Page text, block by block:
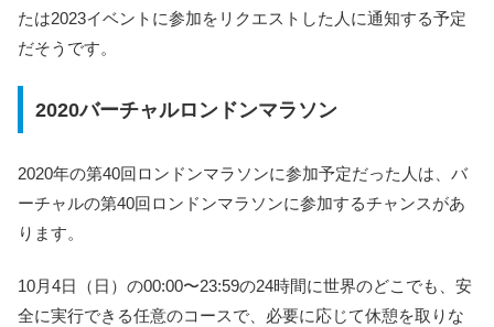
たは2023イベントに参加をリクエストした人に通知する予定
だそうです。
2020バーチャルロンドンマラソン
2020年の第40回ロンドンマラソンに参加予定だった人は、バ
ーチャルの第40回ロンドンマラソンに参加するチャンスがあ
ります。
10月4日（日）の00:00〜23:59の24時間に世界のどこでも、安
全に実行できる任意のコースで、必要に応じて休憩を取りな